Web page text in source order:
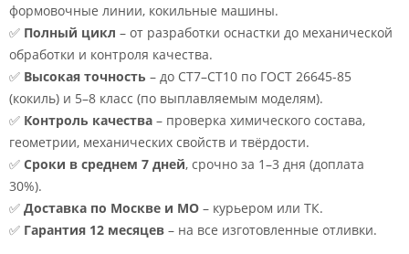
формовочные линии, кокильные машины.
✅ Полный цикл – от разработки оснастки до механической
обработки и контроля качества.
✅ Высокая точность – до CT7–CT10 по ГОСТ 26645-85
(кокиль) и 5–8 класс (по выплавляемым моделям).
✅ Контроль качества – проверка химического состава,
геометрии, механических свойств и твёрдости.
✅ Сроки в среднем 7 дней, срочно за 1–3 дня (доплата
30%).
✅ Доставка по Москве и МО – курьером или ТК.
✅ Гарантия 12 месяцев – на все изготовленные отливки.